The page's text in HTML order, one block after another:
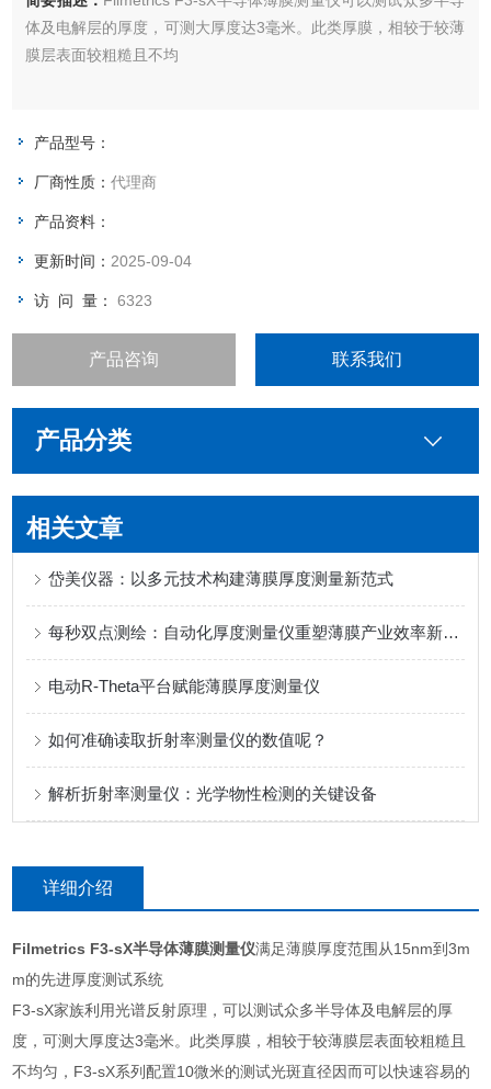
体及电解层的厚度，可测大厚度达3毫米。此类厚膜，相较于较薄
膜层表面较粗糙且不均
产品型号：
厂商性质：代理商
产品资料：
更新时间： 2025-09-04
访 问 量：6323
产品咨询 联系我们
产品分类
相关文章
岱美仪器：以多元技术构建薄膜厚度测量新范式
每秒双点测绘：自动化厚度测量仪重塑薄膜产业效率新标准
电动R-Theta平台赋能薄膜厚度测量仪
如何准确读取折射率测量仪的数值呢？
解析折射率测量仪：光学物性检测的关键设备
详细介绍
Filmetrics F3-sX半导体薄膜测量仪满足薄膜厚度范围从15nm到3m
m的先进厚度测试系统
F3-sX家族利用光谱反射原理，可以测试众多半导体及电解层的厚
度，可测大厚度达3毫米。此类厚膜，相较于较薄膜层表面较粗糙且
不均匀，F3-sX系列配置10微米的测试光斑直径因而可以快速容易的